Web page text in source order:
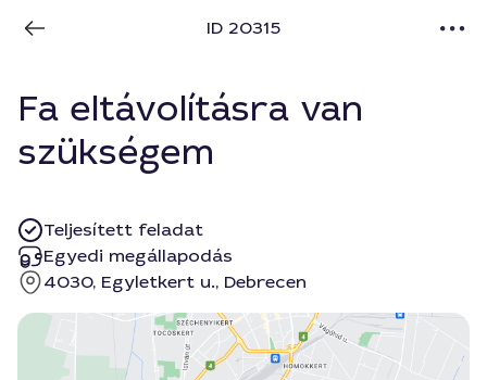
ID 20315
Fa eltávolításra van
szükségem
Teljesített feladat
Egyedi megállapodás
4030, Egyletkert u., Debrecen